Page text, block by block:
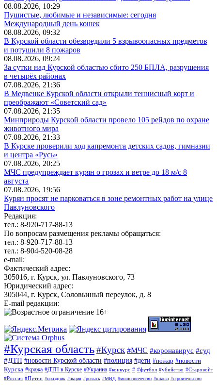
08.08.2026, 10:29
Пушистые, любимые и независимые: сегодня
Международный день кошек
08.08.2026, 09:32
В Курской области обезвредили 5 взрывоопасных предметов
и потушили 8 пожаров
08.08.2026, 09:24
За сутки над Курской областью сбито 250 БПЛА, разрушения
в четырёх районах
07.08.2026, 21:36
В Медвенке Курской области открыли теннисный корт и
преображают «Советский сад»
07.08.2026, 21:35
Минприроды Курской области провело 105 рейдов по охране
животного мира
07.08.2026, 21:33
В Курске проверили ход капремонта детских садов, гимназии
и центра «Русь»
07.08.2026, 20:25
МЧС предупреждает курян о грозах и ветре до 18 м/с 8
августа
07.08.2026, 19:56
Курян просят не парковаться в зоне ремонтных работ на улице
Павлуновского
Редакция:
тел.: 8-920-717-88-13
По вопросам размещения рекламы обращаться:
тел.: 8-920-717-88-13
тел.: 8-904-520-08-28
e-mail:
Фактический адрес:
305016, г. Курск, ул. Павлуновского, 73
Юридический адрес:
305044, г. Курск, Соловьиный переулок, д. 8
E-mail редакции:
#Курская область#Курск #МЧС #коронавирус #суд
#ДТП #новости Курской области #полиция #дети #пожар #новости
Курска #кража #ДТП в Курске #Украина #конкурс # #футбол #убийство #Старовойт
#Россия #Путин #праздник #акция #розыск #МВД #мошенничество #школа #строительство